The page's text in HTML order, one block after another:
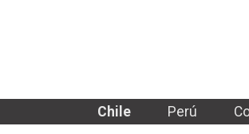
Chile Perú